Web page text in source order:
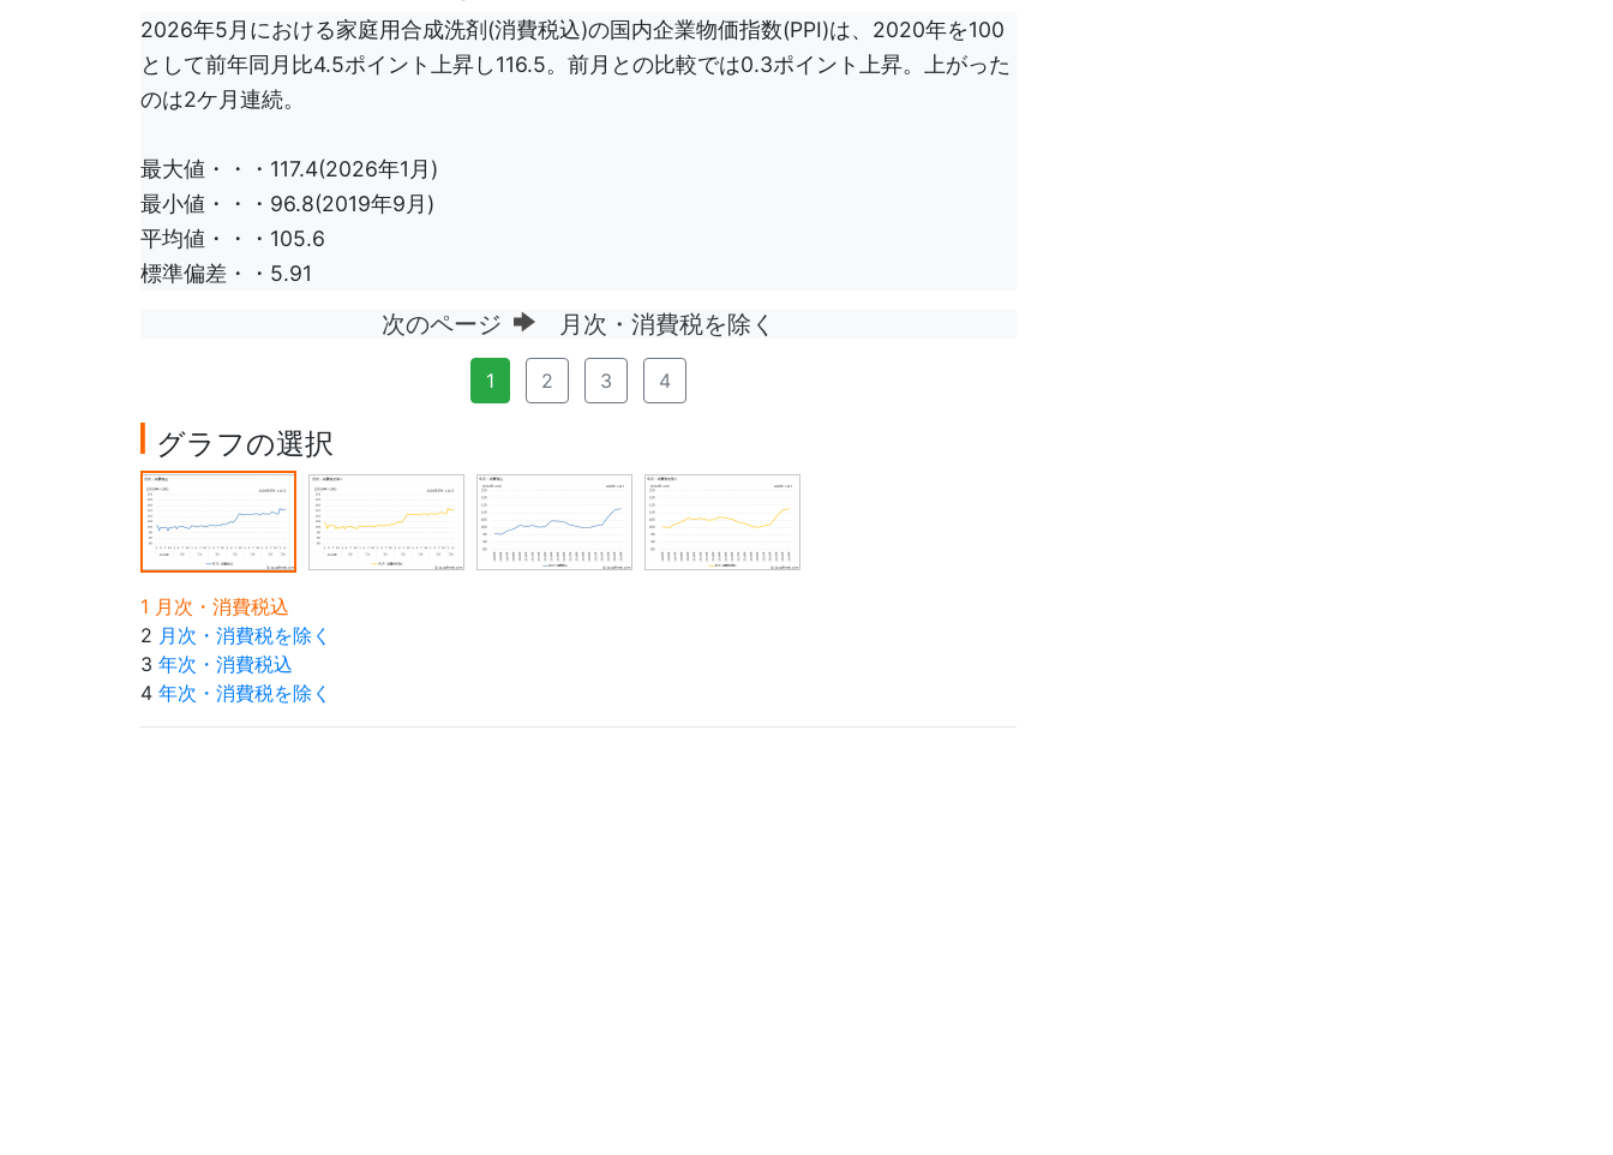
2026年5月における家庭用合成洗剤(消費税込)の国内企業物価指数(PPI)は、2020年を100
として前年同月比4.5ポイント上昇し116.5。前月との比較では0.3ポイント上昇。上がった
のは2ケ月連続。
最大値・・・117.4(2026年1月)
最小値・・・96.8(2019年9月)
平均値・・・105.6
標準偏差・・5.91
次のページ 月次・消費税を除く
1 2 3 4
グラフの選択
1 月次・消費税込
2 月次・消費税を除く
3 年次・消費税込
4 年次・消費税を除く